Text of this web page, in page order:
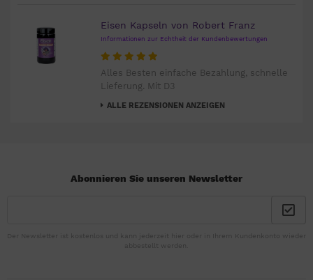
Eisen Kapseln von Robert Franz
Informationen zur Echtheit der Kundenbewertungen
Alles Besten einfache Bezahlung, schnelle
Lieferung. Mit D3
ALLE REZENSIONEN ANZEIGEN
Abonnieren Sie unseren Newsletter
Der Newsletter ist kostenlos und kann jederzeit hier oder in Ihrem Kundenkonto wieder
abbestellt werden.